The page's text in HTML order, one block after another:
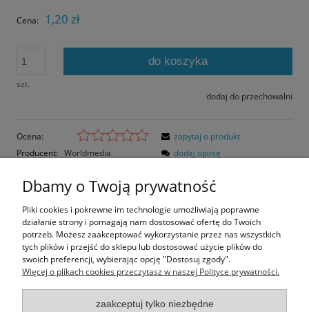
Cena: 1,20 zł
szt.
do koszyka
dodaj do przechowalni
Ocena:
Producent: Worldmedia
zapytaj o produkt
dodaj opinię
Opis
Opinie o produkcie (0)
Rozmiar pocztówki: 14,8x10,6 cm
Dbamy o Twoją prywatność
Pliki cookies i pokrewne im technologie umożliwiają poprawne
działanie strony i pomagają nam dostosować ofertę do Twoich
potrzeb. Możesz zaakceptować wykorzystanie przez nas wszystkich
tych plików i przejść do sklepu lub dostosować użycie plików do
swoich preferencji, wybierając opcję "Dostosuj zgody".
Więcej o plikach cookies przeczytasz w naszej Polityce prywatności.
zaakceptuj tylko niezbędne